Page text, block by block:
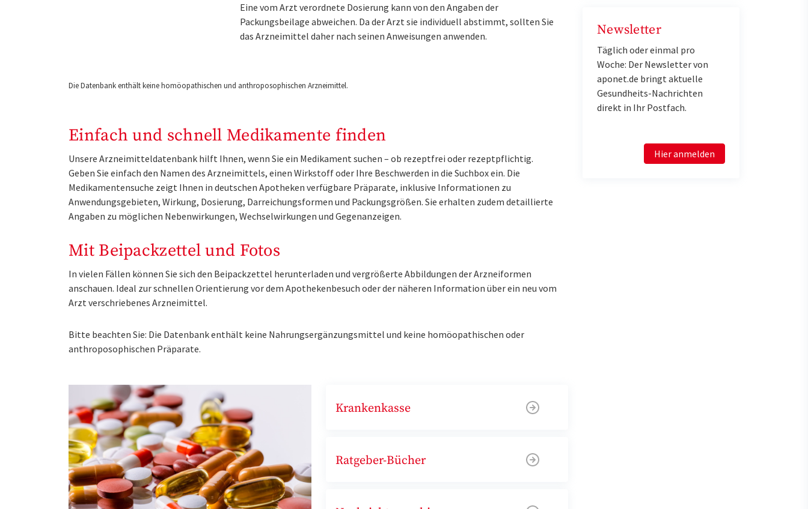
Eine vom Arzt verordnete Dosierung kann von den Angaben der
Packungsbeilage abweichen. Da der Arzt sie individuell abstimmt, sollten Sie
das Arzneimittel daher nach seinen Anweisungen anwenden.
Die Datenbank enthält keine homöopathischen und anthroposophischen Arzneimittel.
Einfach und schnell Medikamente finden
Unsere Arzneimitteldatenbank hilft Ihnen, wenn Sie ein Medikament suchen – ob rezeptfrei oder rezeptpflichtig.
Geben Sie einfach den Namen des Arzneimittels, einen Wirkstoff oder Ihre Beschwerden in die Suchbox ein. Die
Medikamentensuche zeigt Ihnen in deutschen Apotheken verfügbare Präparate, inklusive Informationen zu
Anwendungsgebieten, Wirkung, Dosierung, Darreichungsformen und Packungsgrößen. Sie erhalten zudem detaillierte
Angaben zu möglichen Nebenwirkungen, Wechselwirkungen und Gegenanzeigen.
Mit Beipackzettel und Fotos
In vielen Fällen können Sie sich den Beipackzettel herunterladen und vergrößerte Abbildungen der Arzneiformen
anschauen. Ideal zur schnellen Orientierung vor dem Apothekenbesuch oder der näheren Information über ein neu vom
Arzt verschriebenes Arzneimittel.
Bitte beachten Sie: Die Datenbank enthält keine Nahrungsergänzungsmittel und keine homöopathischen oder
anthroposophischen Präparate.
Krankenkasse
Ratgeber-Bücher
Newsletter
Täglich oder einmal pro
Woche: Der Newsletter von
aponet.de bringt aktuelle
Gesundheits-Nachrichten
direkt in Ihr Postfach.
Hier anmelden